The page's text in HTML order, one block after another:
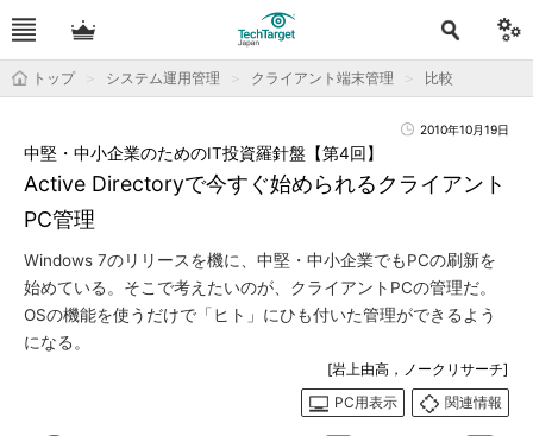
トップ システム運用管理 クライアント端末管理 比較
2010年10月19日
Active Directoryで今すぐ始められるクライアント
PC管理
中堅・中小企業のためのIT投資羅針盤【第4回】
Windows 7のリリースを機に、中堅・中小企業でもPCの刷新を
始めている。そこで考えたいのが、クライアントPCの管理だ。
OSの機能を使うだけで「ヒト」にひも付いた管理ができるよう
になる。
[岩上由高，ノークリサーチ]
PC用表示
関連情報